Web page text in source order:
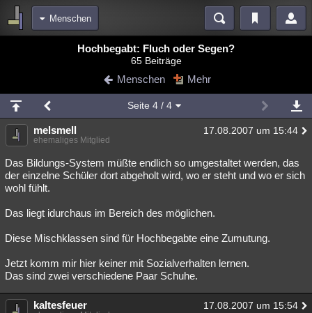
Menschen
Blogs
Chat Wiki Neuigkeiten
meine Rubriken
Menschen Mystery Kriminalfälle
Spiritualität Verschwörungen Technologie Ufologie
Natur
weitere Rubriken
Astronomie Helpdesk Gruppen Gaming
Übersichten
Hochbegabt: Fluch oder Segen?
65 Beiträge
Menschen Mehr
Seite 4/ 4
melsmell 17.08.2007 um 15:44
ehemaliges Mitglied
Das Bildungs-System müßte endlich so umgestaltet werden, das
der einzelne Schüler dort abgeholt wird, wo er steht und wo er sich
wohl fühlt.
Das liegt idurchaus im Bereich des möglichen.
Diese Mischklassen sind für Hochbegabte eine Zumutung.
Jetzt komm mir hier keiner mit Sozialverhalten lernen.
Das sind zwei verschiedene Paar Schuhe.
kaltesfeuer 17.08.2007 um 15:54